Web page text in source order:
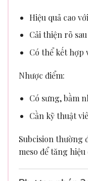
Hiệu quả cao
Cải thiện rõ sau
Có thể kết hợp
Nhược điểm:
Có sưng, bầm
Cần kỹ thuật
Subcision thường
meso để tăng